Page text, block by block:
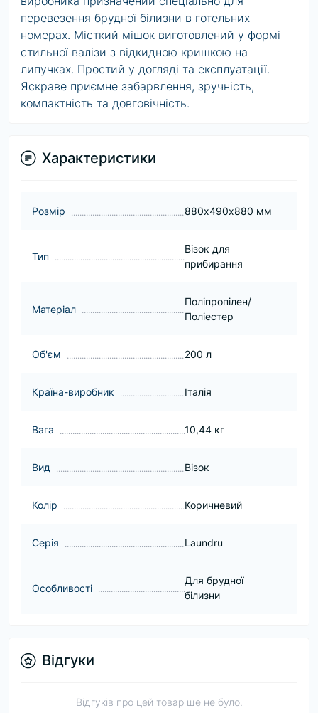
перевезення брудної білизни в готельних
номерах. Місткий мішок виготовлений у формі
стильної валізи з відкидною кришкою на
липучках. Простий у догляді та експлуатації.
Яскраве приємне забарвлення, зручність,
компактність та довговічність.
Характеристики
Розмір 880х490х880 мм
Тип
Візок для
прибирання
Матеріал
Поліпропілен/
Поліестер
Об'єм 200 л
Країна-виробник Італія
Вага 10,44 кг
Вид Візок
Колір Коричневий
Серія Laundru
Особливості
Для брудної
білизни
Відгуки
Відгуків про цей товар ще не було.